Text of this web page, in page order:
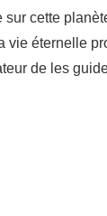
sur cette
vie éternelle
de les